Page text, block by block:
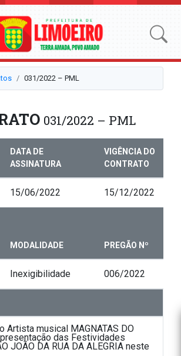
031/2022 – PML
031/2022 – PML
DATA DE
ASSINATURA
VIGÊNCIA DO
CONTRATO
15/06/2022 15/12/2022
MODALIDADE PREGÃO Nº
Inexigibilidade 006/2022
Artista musical MAGNATAS DO
das Festividades
JOÃO DA RUA DA ALEGRIA neste